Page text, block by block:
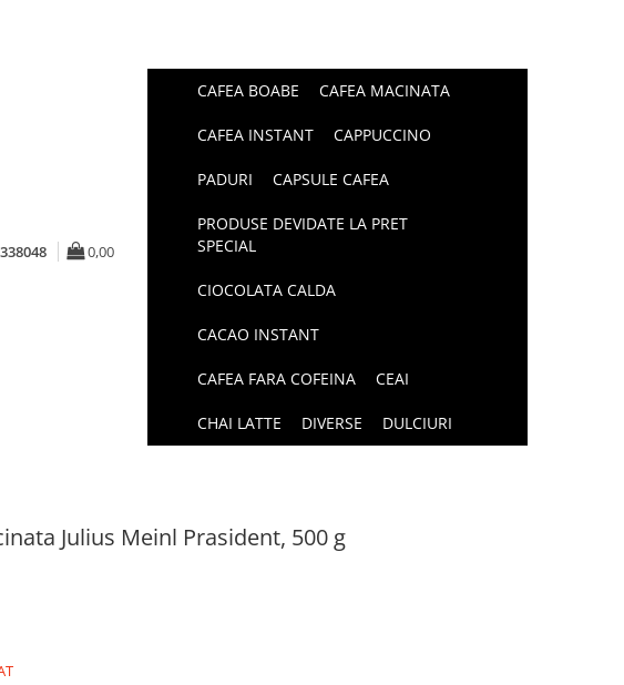
0,00
CAFEA BOABE CAFEA MACINATA
CAFEA INSTANT CAPPUCCINO
PADURI CAPSULE CAFEA
PRODUSE DEVIDATE LA PRET
SPECIAL
CIOCOLATA CALDA
CACAO INSTANT
CAFEA FARA COFEINA CEAI
CHAI LATTE DIVERSE DULCIURI
Julius Meinl Prasident, 500 g